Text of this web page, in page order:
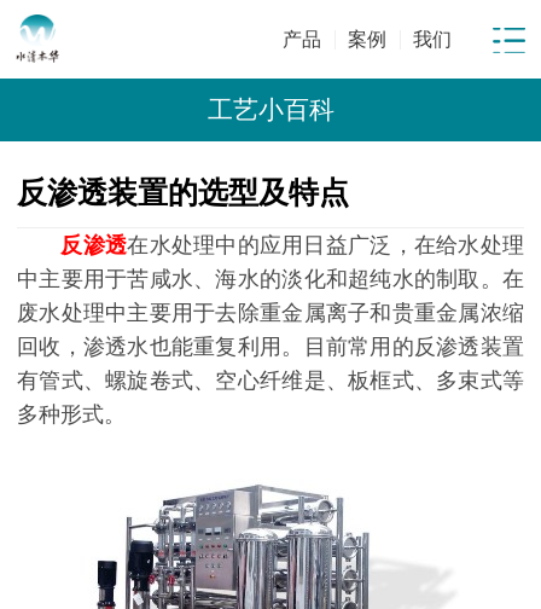
产品 案例 我们
工艺小百科
反渗透装置的选型及特点
反渗透在水处理中的应用日益广泛，在给水处理
中主要用于苦咸水、海水的淡化和超纯水的制取。在
废水处理中主要用于去除重金属离子和贵重金属浓缩
回收，渗透水也能重复利用。目前常用的反渗透装置
有管式、螺旋卷式、空心纤维是、板框式、多束式等
多种形式。